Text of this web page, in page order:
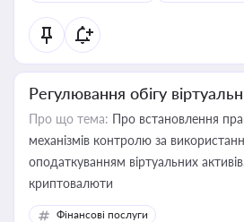
Регулювання обігу
Про що тема: Про встановлення
механізмів контролю за
оподаткуванням віртуальних
криптовалюти
Фінансові послуги